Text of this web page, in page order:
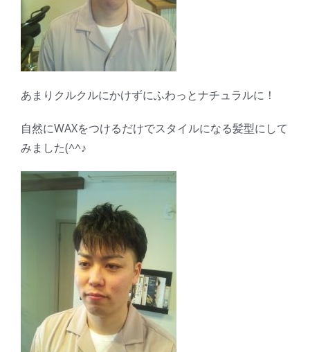
あまりクルクルにかけずにふわっとナチュラルに！
自然にWAXをつけるだけでスタイルになる髪型にして
みました(^^♪